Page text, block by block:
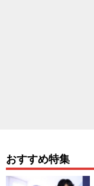
おすすめ特集